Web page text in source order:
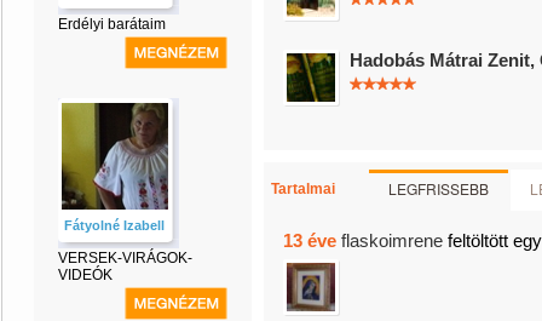
Erdélyi barátaim
Fátyolné Izabell
VERSEK-VIRÁGOK-
VIDEÓK
Hadobás Mátrai
Tartalmai LEGFRISSEBB
13 éve flaskoimrene feltöltött